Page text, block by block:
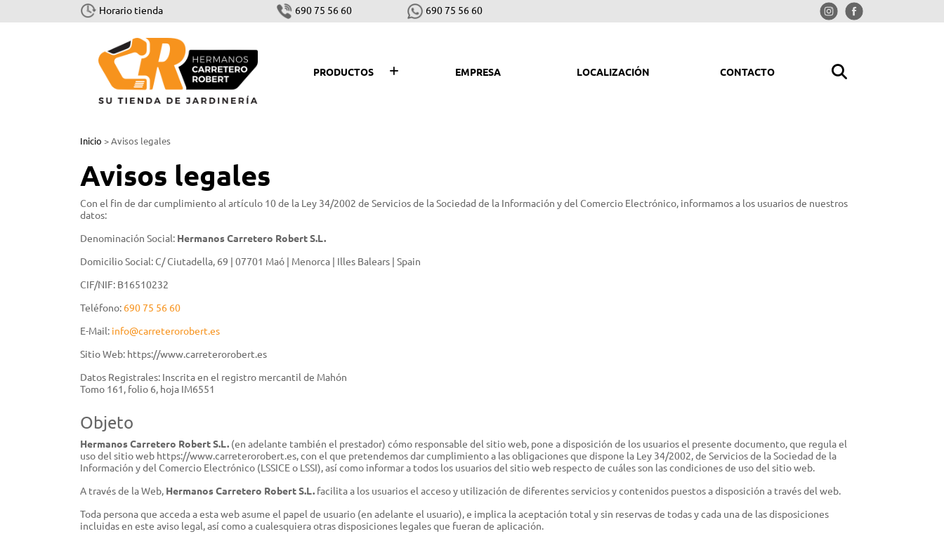
Horario tienda 690 75 56 60 690 75 56 60
PRODUCTOS
CORTAR Y TALAR
Motosierras
Cortasetos
Podadoras
Sistema combinado y multisistema
Accesorios Cortar y Talar
Cortacéspedes
Motoazadas
Barredoras
CONSTRUCCIÓN
Sistema AP
KITS
Soluciones inteligentes
HERRAMIENTAS MANUALES
Herramientas de poda
TIENDA DE MARCA
Stihl Collection - Ropa
PISCINAS
Productos de mantenimiento
EMPRESA LOCALIZACIÓN CONTACTO
Inicio > Avisos legales
Avisos legales
Con el fin de dar cumplimiento al artículo 10 de la Ley 34/2002 de Servicios de la Sociedad de la Información y del Comercio Electrónico, informamos a los usuarios de nuestros
datos:
Denominación Social: Hermanos Carretero Robert S.L.
Domicilio Social: C/ Ciutadella, 69 | 07701 Maó | Menorca | Illes Balears | Spain
CIF/NIF: B16510232
Teléfono: 690 75 56 60
E-Mail: info@carreterorobert.es
Sitio Web: https://www.carreterorobert.es
Datos Registrales: Inscrita en el registro mercantil de Mahón
Tomo 161, folio 6, hoja IM6551
Objeto
Hermanos Carretero Robert S.L. (en adelante también el prestador) cómo responsable del sitio web, pone a disposición de los usuarios el presente documento, que regula el
uso del sitio web https://www.carreterorobert.es, con el que pretendemos dar cumplimiento a las obligaciones que dispone la Ley 34/2002, de Servicios de la Sociedad de la
Información y del Comercio Electrónico (LSSICE o LSSI), así como informar a todos los usuarios del sitio web respecto de cuáles son las condiciones de uso del sitio web.
A través de la Web, Hermanos Carretero Robert S.L. facilita a los usuarios el acceso y utilización de diferentes servicios y contenidos puestos a disposición a través del web.
Toda persona que acceda a esta web asume el papel de usuario (en adelante el usuario), e implica la aceptación total y sin reservas de todas y cada una de las disposiciones
incluidas en este aviso legal, así como a cualesquiera otras disposiciones legales que fueran de aplicación.